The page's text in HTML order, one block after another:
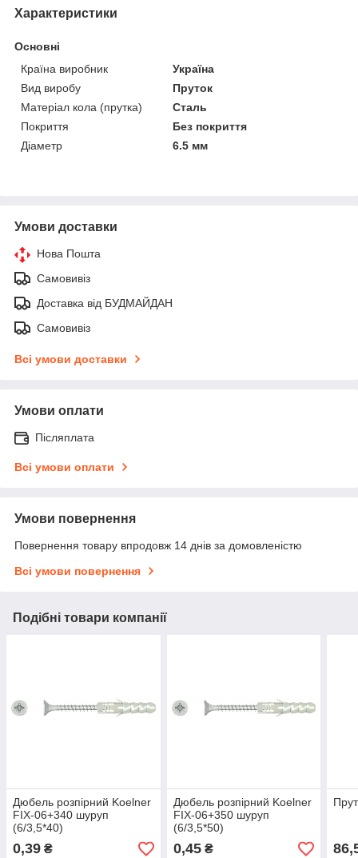
Характеристики
Основні
Країна виробник
Україна
Вид виробу
Пруток
Матеріал кола (прутка)
Сталь
Покриття
Без покриття
Діаметр
6.5 мм
Умови доставки
Нова Пошта
Самовивіз
Доставка від БУДМАЙДАН
Самовивіз
Всі умови доставки
Умови оплати
Післяплата
Всі умови оплати
Умови повернення
Повернення товару впродовж 14 днів за домовленістю
Всі умови повернення
Подібні товари компанії
Дюбель розпірний Koelner
FIX-06+340 шуруп
(6/3,5*40)
0,39 ₴
Дюбель розпірний Koelner
FIX-06+350 шуруп
(6/3,5*50)
0,45₴